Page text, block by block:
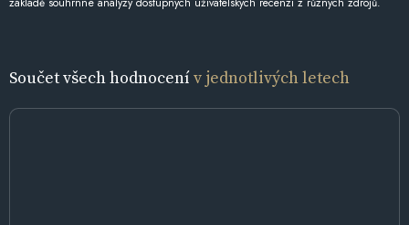
Součet všech hodnocenív jednotlivých letech